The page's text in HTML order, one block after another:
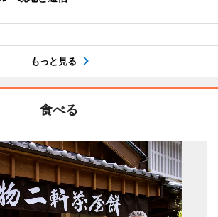
もっと見る
食べる